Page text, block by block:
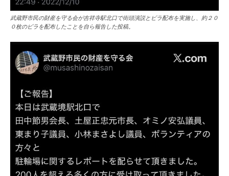
武蔵野市民の財産を守る会が吉祥寺駅北口で街頭演説とビラ配布を実施し、約２０
０枚のビラを配布したことを自ら報告した投稿。